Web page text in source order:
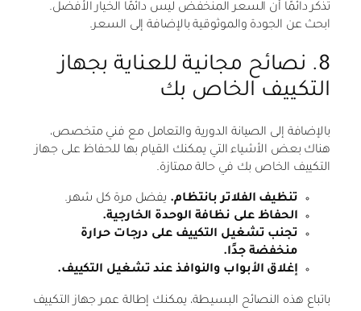
تذكر دائمًا أن السعر المنخفض ليس دائمًا الخيار الأفضل.
ابحث عن الجودة والموثوقية بالإضافة إلى السعر.
8. نصائح مجانية للعناية بجهاز
التكييف الخاص بك
بالإضافة إلى الصيانة الدورية والتعامل مع فني متخصص،
هناك بعض الأشياء التي يمكنك القيام بها للحفاظ على جهاز
التكييف الخاص بك في حالة ممتازة.
تنظيف الفلاتر بانتظام. يفضل مرة كل شهر.
الحفاظ على نظافة الوحدة الخارجية.
تجنب تشغيل التكييف على درجات حرارة
منخفضة جدًا.
إغلاق الأبواب والنوافذ عند تشغيل التكييف.
باتباع هذه النصائح البسيطة، يمكنك إطالة عمر جهاز التكييف